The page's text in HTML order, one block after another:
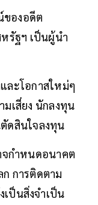
ของอดีต
รัฐฯ เป็นผู้นำ
ละโอกาสใหม่ๆ
มเสี่ยง นักลงทุน
ดสินใจลงทุน
กำหนดอนาคต
การติดตาม
ป็นสิ่งจำเป็น